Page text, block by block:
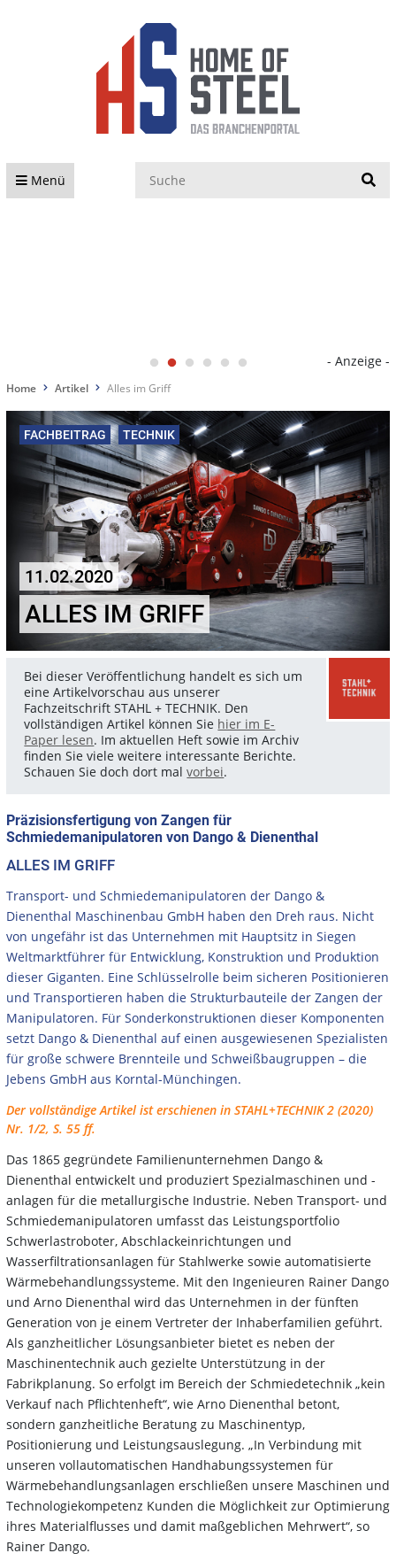
Menü
- Anzeige -
Home Artikel Alles im Griff
FACHBEITRAG TECHNIK
11.02.2020
ALLES IM GRIFF
Bei dieser Veröffentlichung handelt es sich um
eine Artikelvorschau aus unserer
Fachzeitschrift STAHL + TECHNIK. Den
vollständigen Artikel können Sie hier im E-
Paper lesen. Im aktuellen Heft sowie im Archiv
finden Sie viele weitere interessante Berichte.
Schauen Sie doch dort malvorbei.
Präzisionsfertigung von Zangen für
Schmiedemanipulatoren von Dango & Dienenthal
ALLES IM GRIFF
Transport- und Schmiedemanipulatoren der Dango &
Dienenthal Maschinenbau GmbH haben den Dreh raus. Nicht
von ungefähr ist das Unternehmen mit Hauptsitz in Siegen
Weltmarktführer für Entwicklung, Konstruktion und Produktion
dieser Giganten. Eine Schlüsselrolle beim sicheren Positionieren
und Transportieren haben die Strukturbauteile der Zangen der
Manipulatoren. Für Sonderkonstruktionen dieser Komponenten
setzt Dango & Dienenthal auf einen ausgewiesenen Spezialisten
für große schwere Brennteile und Schweißbaugruppen – die
Jebens GmbH aus Korntal-Münchingen.
Der vollständige Artikel ist erschienen in STAHL+TECHNIK 2 (2020)
Nr. 1/2, S. 55 ff.
Das 1865 gegründete Familienunternehmen Dango &
Dienenthal entwickelt und produziert Spezialmaschinen und -
anlagen für die metallurgische Industrie. Neben Transport- und
Schmiedemanipulatoren umfasst das Leistungsportfolio
Schwerlastroboter, Abschlackeinrichtungen und
Wasserfiltrationsanlagen für Stahlwerke sowie automatisierte
Wärmebehandlungssysteme. Mit den Ingenieuren Rainer Dango
und Arno Dienenthal wird das Unternehmen in der fünften
Generation von je einem Vertreter der Inhaberfamilien geführt.
Als ganzheitlicher Lösungsanbieter bietet es neben der
Maschinentechnik auch gezielte Unterstützung in der
Fabrikplanung. So erfolgt im Bereich der Schmiedetechnik „kein
Verkauf nach Pflichtenheft“, wie Arno ­Dienenthal betont,
sondern ganzheitliche Beratung zu Maschinentyp,
Positionierung und Leistungsauslegung. „In Verbindung mit
unseren vollautomatischen Handhabungssystemen für
Wärmebehandlungsanlagen erschließen unsere Maschinen und
Technologiekompetenz Kunden die Möglichkeit zur Optimierung
ihres Materialflusses und damit maßgeblichen Mehrwert“, so
Rainer Dango.